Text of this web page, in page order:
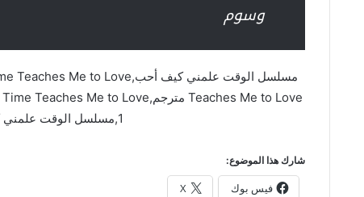
وسوم
1,مسلسل الوقت علمني كيف أحب مترجم
شارك هذا الموضوع:
فيس بوك X